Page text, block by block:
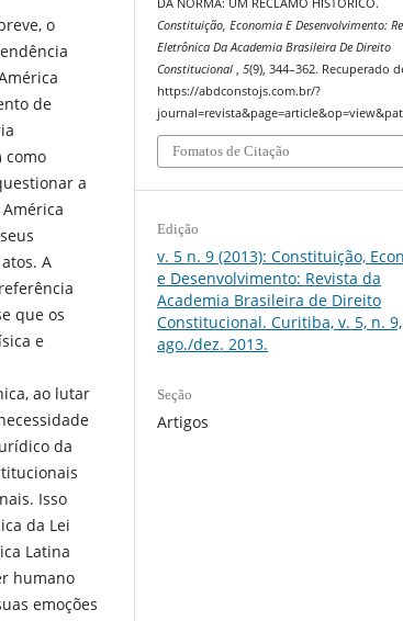
o
de
como
a
A
que os
e
ao lutar
da
Isso
da Lei
Latina
humano
emoções
DA NORMA: UM RECLAMO HISTÓRICO.
Constituição, Economia E Desenvolvimento:
Eletrônica Da Academia Brasileira De Direito
Constitucional,5(9), 344–362. Recuperado
https://abdconstojs.com.br/?
Fomatos de Citação
Edição
v. 5 n. 9 (2013): Constituição,
e Desenvolvimento: Revista da
Academia Brasileira de Direito
Constitucional. Curitiba, v. 5, n. 9,
ago./dez. 2013.
Seção
Artigos